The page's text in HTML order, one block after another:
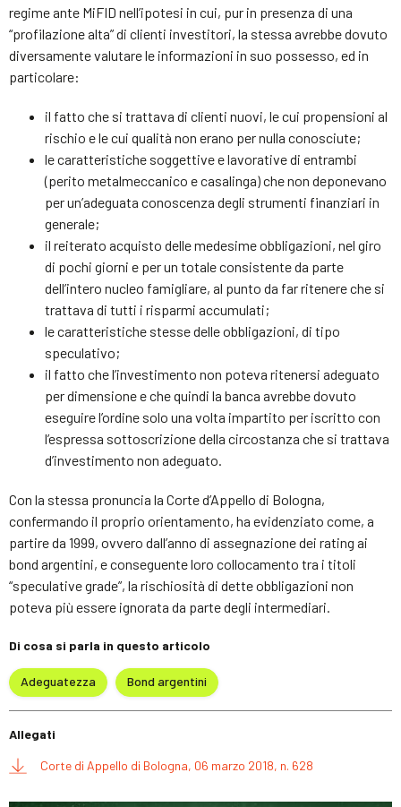
regime ante MiFID nell’ipotesi in cui, pur in presenza di una
“profilazione alta” di clienti investitori, la stessa avrebbe dovuto
diversamente valutare le informazioni in suo possesso, ed in
particolare:
il fatto che si trattava di clienti nuovi, le cui propensioni al
rischio e le cui qualità non erano per nulla conosciute;
le caratteristiche soggettive e lavorative di entrambi
(perito metalmeccanico e casalinga) che non deponevano
per un’adeguata conoscenza degli strumenti finanziari in
generale;
il reiterato acquisto delle medesime obbligazioni, nel giro
di pochi giorni e per un totale consistente da parte
dell’intero nucleo famigliare, al punto da far ritenere che si
trattava di tutti i risparmi accumulati;
le caratteristiche stesse delle obbligazioni, di tipo
speculativo;
il fatto che l’investimento non poteva ritenersi adeguato
per dimensione e che quindi la banca avrebbe dovuto
eseguire l’ordine solo una volta impartito per iscritto con
l’espressa sottoscrizione della circostanza che si trattava
d’investimento non adeguato.
Con la stessa pronuncia la Corte d’Appello di Bologna,
confermando il proprio orientamento, ha evidenziato come, a
partire da 1999, ovvero dall’anno di assegnazione dei rating ai
bond argentini, e conseguente loro collocamento tra i titoli
“speculative grade”, la rischiosità di dette obbligazioni non
poteva più essere ignorata da parte degli intermediari.
Di cosa si parla in questo articolo
Adeguatezza Bond argentini
Allegati
Corte di Appello di Bologna, 06 marzo 2018, n. 628